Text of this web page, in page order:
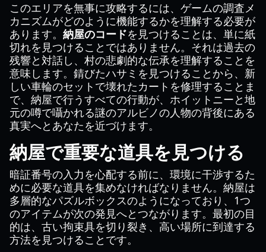
このエリアを無事に攻略するには、ゲームの調査メ
カニズムがどのように機能するかを理解する必要が
あります。 納屋のコードを見つけることは、単に紙
切れを見つけることではありません。それは過去の
残響と対話し、村の悲劇的な伝承を理解することを
意味します。錆びたハサミを見つけることから、新
しい車輪のセットで壊れたカートを修理することま
で、納屋で行うすべての行動が、ホイットニーと地
元の噂で囁かれる謎のアルビノの人物の背後にある
真実へとあなたを近づけます。
納屋で重要な道具を見つける
暗証番号の入力を心配する前に、環境に干渉するた
めに必要な道具を集めなければなりません。納屋は
多層的なパズルボックスのようになっており、1つ
のアイテムが次の発見へとつながります。最初の目
的は、古い拘束具を切り裂き、高い場所に到達する
方法を見つけることです。